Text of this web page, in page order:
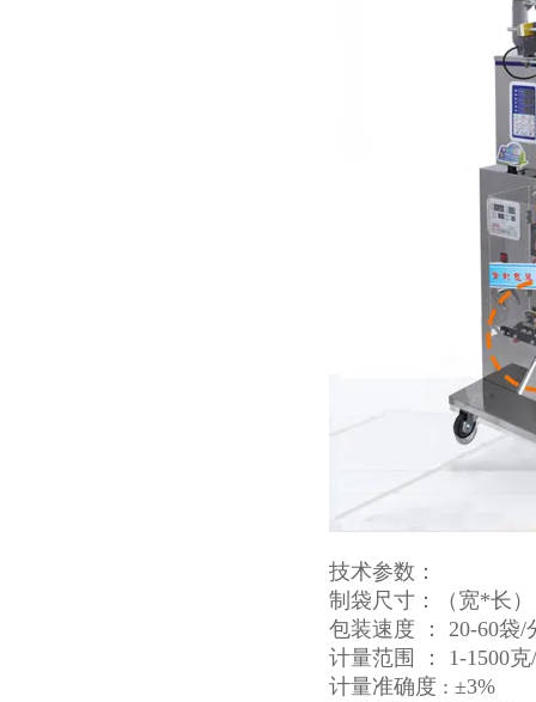
技术参数：
制袋尺寸：（宽*长
包装速度 ： 20-60袋/
计量范围 ： 1-1500
计量准确度 : ±3%